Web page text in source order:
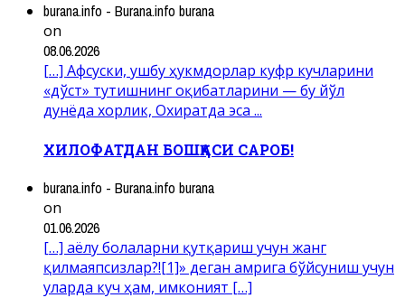
burana.info - Burana.info burana
on
08.06.2026
[…] Афсуски, ушбу ҳукмдорлар куфр кучларини
«дўст» тутишнинг оқибатларини — бу йўл
дунёда хорлик, Охиратда эса ...
ХИЛОФАТДАН БОШҚАСИ САРОБ!
burana.info - Burana.info burana
on
01.06.2026
[…] аёлу болаларни қутқариш учун жанг
қилмаяпсизлар?![1]» деган амрига бўйсуниш учун
уларда куч ҳам, имконият […]